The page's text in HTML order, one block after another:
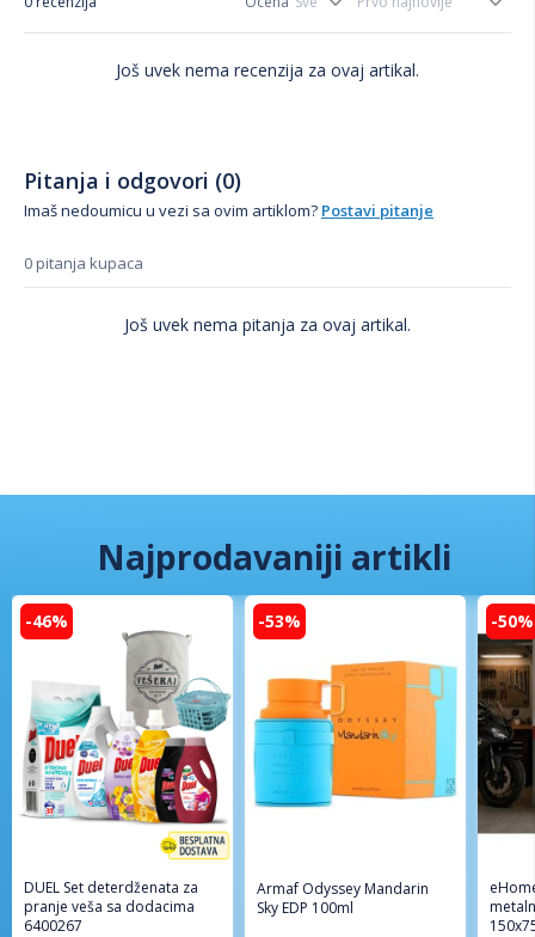
Još uvek nema recenzija za ovaj artikal.
Pitanja i odgovori (0)
Imaš nedoumicu u vezi sa ovim artiklom? Postavi pitanje
0 pitanja kupaca
Još uvek nema pitanja za ovaj artikal.
Najprodavaniji artikli
-46%
DUEL Set deterdženata za
pranje veša sa dodacima
6400267
-53%
Armaf Odyssey Mandarin
Sky EDP 100ml
-50%